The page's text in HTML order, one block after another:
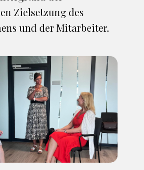
Zielsetzung des
und der Mitarbeiter.